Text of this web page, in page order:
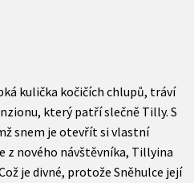
kulička kočičích chlupů, tráví
který patří slečně Tilly. S
snem je otevřít si vlastní
z nového návštěvníka, Tillyina
je divné, protože Sněhulce její